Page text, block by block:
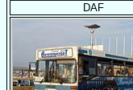
DAF